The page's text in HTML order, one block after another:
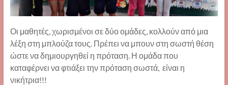
Οι μαθητές, χωρισμένοι σε δύο ομάδες, κολλούν από μια
λέξη στη μπλούζα τους. Πρέπει να μπουν στη σωστή θέση
ώστε να δημιουργηθεί η πρόταση. Η ομάδα που
καταφέρνει να φτιάξει την πρόταση σωστά, είναι η
νικήτρια!!!